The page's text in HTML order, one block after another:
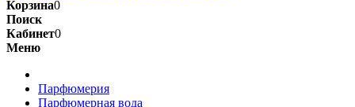
Корзина0
Поиск
Кабинет0
Меню
Парфюмерия
Парфюмерная вода